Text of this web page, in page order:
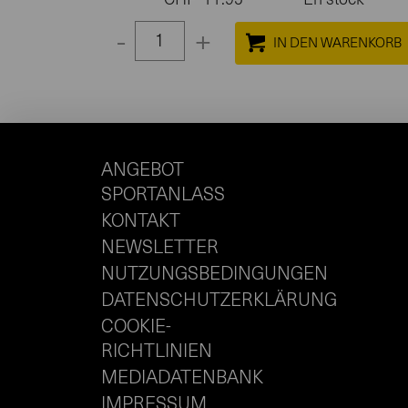
- +
Select
1
ANGEBOT
SPORTANLASS
KONTAKT
NEWSLETTER
NUTZUNGSBEDINGUNGEN
DATENSCHUTZERKLÄRUNG
COOKIE-
RICHTLINIEN
MEDIADATENBANK
IMPRESSUM